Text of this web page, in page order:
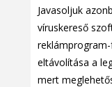
Javasoljuk
víruskereső
eltávolítása a
mert